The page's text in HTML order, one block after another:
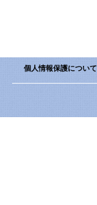
個人情報保護について